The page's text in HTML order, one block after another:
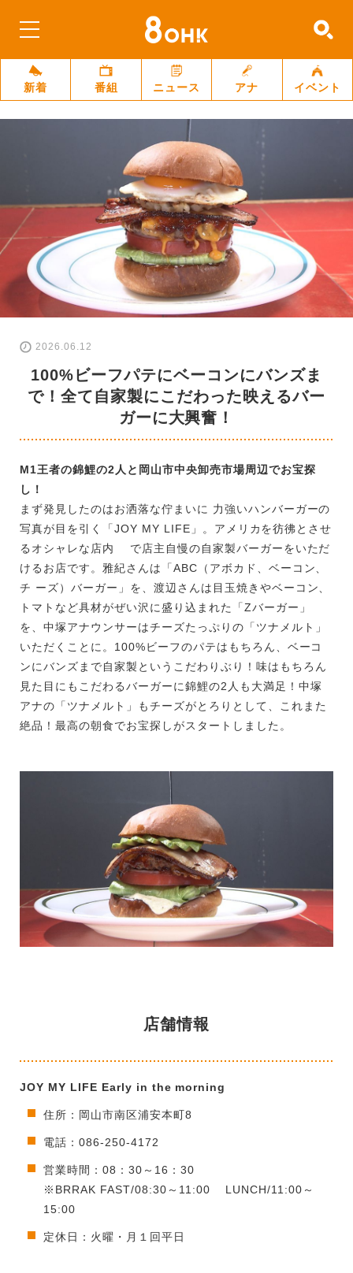
新着 番組 ニュース アナ イベント
2026.06.12
100%ビーフパテにベーコンにバンズま
で！全て自家製にこだわった映えるバー
ガーに大興奮！
M1王者の錦鯉の2人と岡山市中央卸売市場周辺でお宝探
し！
まず発見したのはお洒落な佇まいに 力強いハンバーガーの
写真が目を引く「JOY MY LIFE」。アメリカを彷彿とさせ
るオシャレな店内 で店主自慢の自家製バーガーをいただ
けるお店です。雅紀さんは「ABC（アボカド、ベーコン、
チ ーズ）バーガー」を、渡辺さんは目玉焼きやベーコン、
トマトなど具材がぜい沢に盛り込まれた「Zバーガー」
を、中塚アナウンサーはチーズたっぷりの「ツナメルト」
いただくことに。100%ビーフのパテはもちろん、ベーコ
ンにバンズまで自家製というこだわりぶり！味はもちろん
見た目にもこだわるバーガーに錦鯉の2人も大満足！中塚
アナの「ツナメルト」もチーズがとろりとして、これまた
絶品！最高の朝食でお宝探しがスタートしました。
店舗情報
JOY MY LIFE Early in the morning
住所：岡山市南区浦安本町8
電話：086-250-4172
営業時間：08：30～16：30
※BRRAK FAST/08:30～11:00 LUNCH/11:00～
15:00
定休日：火曜・月１回平日